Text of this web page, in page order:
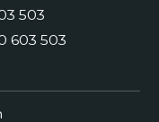
503
603 503